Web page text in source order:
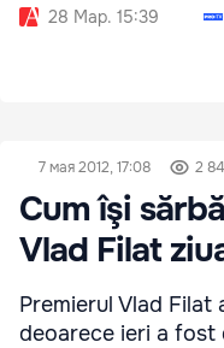
28 Мар. 15:39
7 мая 2012, 17:08 2
Cum îşi
Vlad Filat
Premierul Vlad Filat
deoarece ieri a fost